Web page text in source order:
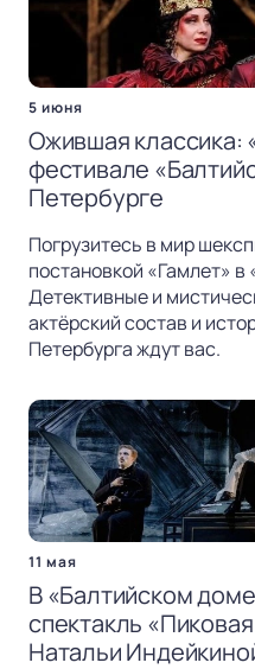
5 июня
Ожившая классика:
фестивале
Петербурге
Погрузитесь в мир
постановкой «Гамлет»
Детективные и
актёрский состав и
Петербурга ждут вас.
11 мая
В «Балтийском
спектакль
Натальи